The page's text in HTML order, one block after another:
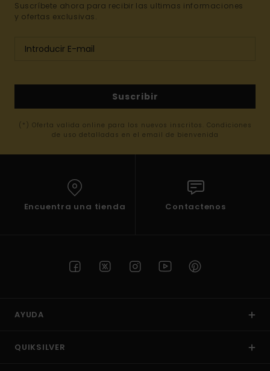
Suscríbete ahora para recibir las ultimas informaciones
y ofertas exclusivas.
Suscribir
(*) Oferta valida online para los nuevos inscritos. Condiciones
de uso detalladas en el email de bienvenida
Encuentra una tienda Contactenos
AYUDA
QUIKSILVER